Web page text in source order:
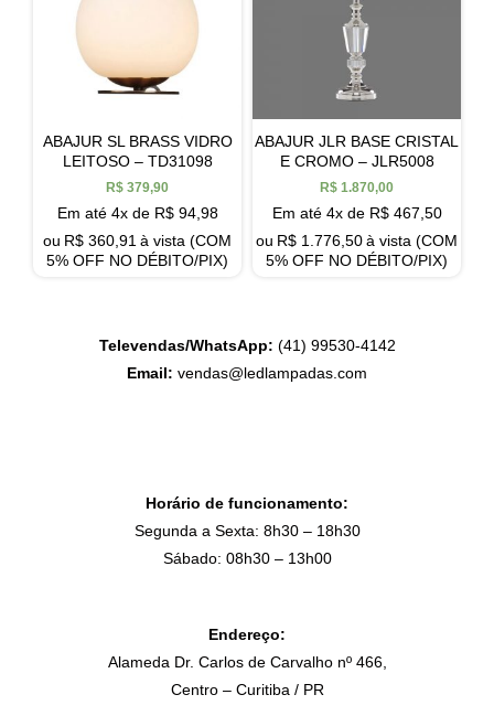
ABAJUR SL BRASS VIDRO
LEITOSO – TD31098
R$ 379,90
Em até 4x de R$94,98
ou R$ 360,91 à vista (COM
5% OFF NO DÉBITO/PIX)
ABAJUR JLR BASE CRISTAL
E CROMO – JLR5008
R$ 1.870,00
Em até 4x de R$467,50
ou R$ 1.776,50à vista (COM
5% OFF NO DÉBITO/PIX)
Televendas/WhatsApp: (41) 99530-4142
Email: vendas@ledlampadas.com
Horário de funcionamento:
Segunda a Sexta: 8h30 – 18h30
Sábado: 08h30 – 13h00
Endereço:
Alameda Dr. Carlos de Carvalho nº 466,
Centro – Curitiba / PR